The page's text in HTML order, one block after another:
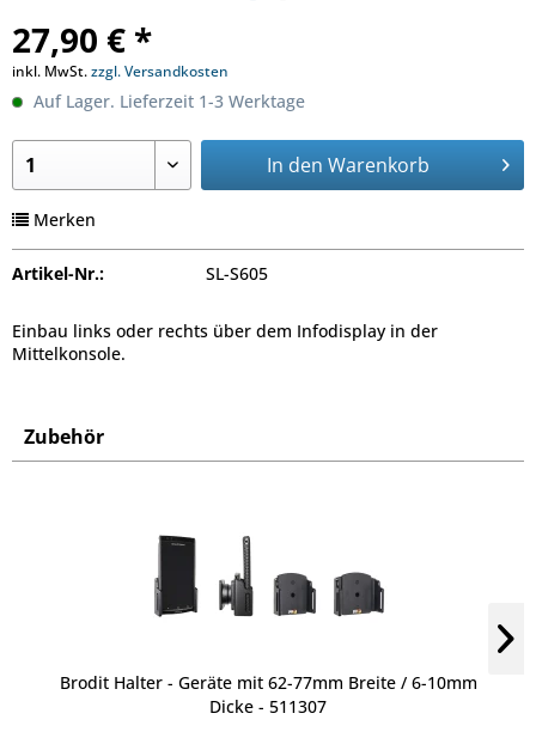
27,90 € *
inkl. MwSt.zzgl. Versandkosten
Auf Lager. Lieferzeit 1-3 Werktage
In den Warenkorb
Merken
Artikel-Nr.: SL-S605
Einbau links oder rechts über dem Infodisplay in der
Mittelkonsole.
Zubehör
Brodit Halter - Geräte mit 62-77mm Breite / 6-10mm
Dicke - 511307